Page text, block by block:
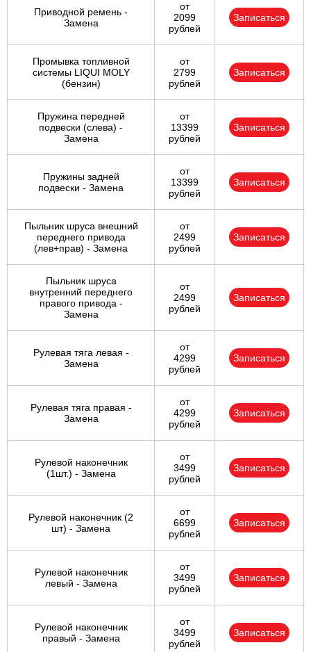
Приводной ремень -
Замена
от
2099
рублей
Записаться
Промывка топливной
системы LIQUI MOLY
(бензин)
от
2799
рублей
Записаться
Пружина передней
подвески (слева) -
Замена
от
13399
рублей
Записаться
Пружины задней
подвески - Замена
от
13399
рублей
Записаться
Пыльник шруса внешний
переднего привода
(лев+прав) - Замена
от
2499
рублей
Записаться
Пыльник шруса
внутренний переднего
правого привода -
Замена
от
2499
рублей
Записаться
Рулевая тяга левая -
Замена
от
4299
рублей
Записаться
Рулевая тяга правая -
Замена
от
4299
рублей
Записаться
Рулевой наконечник
(1шт.) - Замена
от
3499
рублей
Записаться
Рулевой наконечник (2
шт) - Замена
от
6699
рублей
Записаться
Рулевой наконечник
левый - Замена
от
3499
рублей
Записаться
Рулевой наконечник
правый - Замена
от
3499
рублей
Записаться